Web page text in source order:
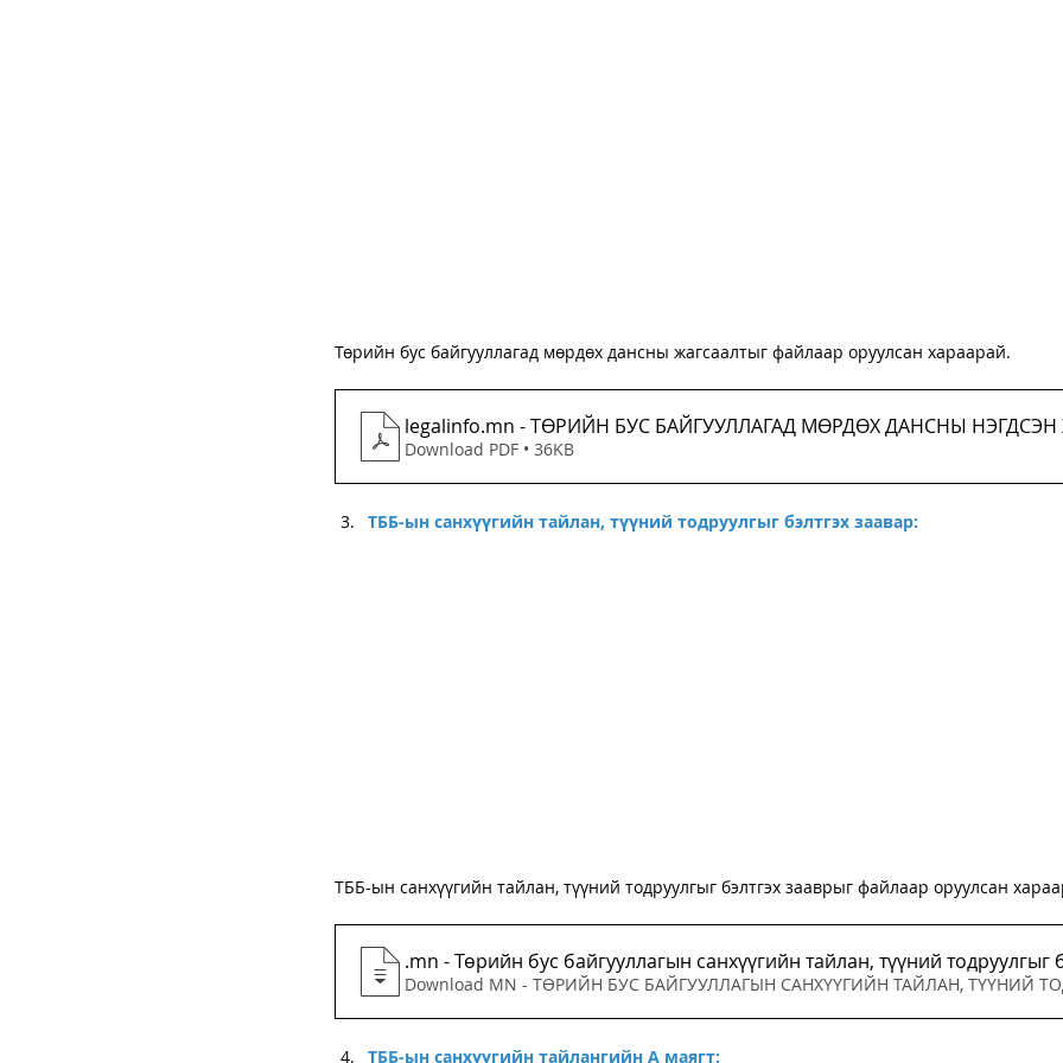
Төрийн бус байгууллагад мөрдөх дансны жагсаалтыг файлаар оруулсан хараарай.
legalinfo.mn - ТӨРИЙН БУС
Download PDF • 36KB
ТББ-ын санхүүгийн тайлан, түүний тодруулгыг бэлтгэх заавар:
ТББ-ын санхүүгийн тайлан, түүний тодруулгыг бэлтгэх зааврыг файлаар оруулсан
legalinfo .mn - Төрийн бус байгууллагын
ТББ-ын санхүүгийн тайлангийн А маягт: